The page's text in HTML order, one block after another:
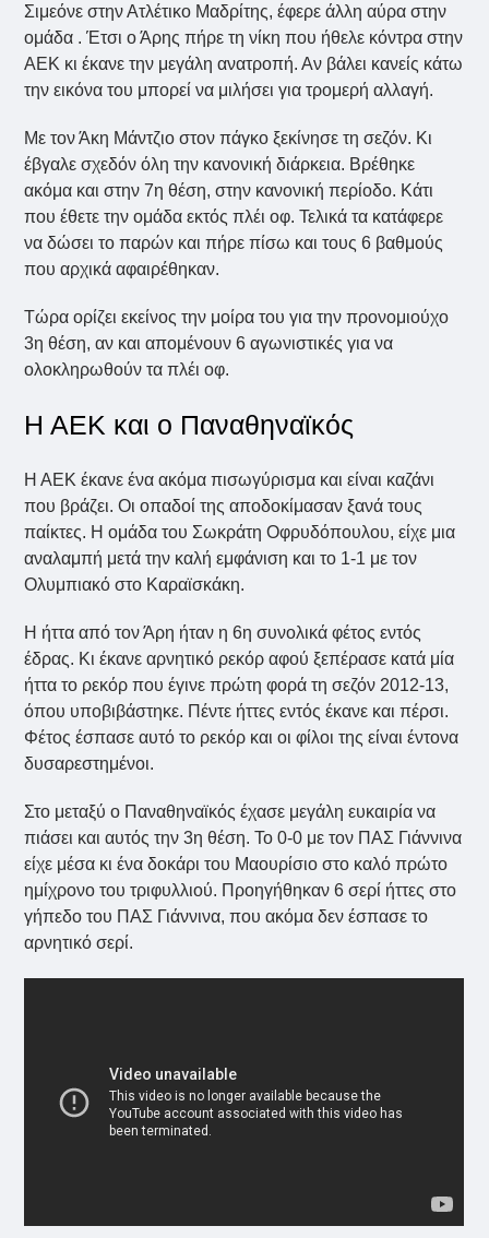
Σιμεόνε στην Ατλέτικο Μαδρίτης, έφερε άλλη αύρα στην
ομάδα . Έτσι ο Άρης πήρε τη νίκη που ήθελε κόντρα στην
ΑΕΚ κι έκανε την μεγάλη ανατροπή. Αν βάλει κανείς κάτω
την εικόνα του μπορεί να μιλήσει για τρομερή αλλαγή.
Με τον Άκη Μάντζιο στον πάγκο ξεκίνησε τη σεζόν. Κι
έβγαλε σχεδόν όλη την κανονική διάρκεια. Βρέθηκε
ακόμα και στην 7η θέση, στην κανονική περίοδο. Κάτι
που έθετε την ομάδα εκτός πλέι οφ. Τελικά τα κατάφερε
να δώσει το παρών και πήρε πίσω και τους 6 βαθμούς
που αρχικά αφαιρέθηκαν.
Τώρα ορίζει εκείνος την μοίρα του για την προνομιούχο
3η θέση, αν και απομένουν 6 αγωνιστικές για να
ολοκληρωθούν τα πλέι οφ.
Η ΑΕΚ και ο Παναθηναϊκός
Η ΑΕΚ έκανε ένα ακόμα πισωγύρισμα και είναι καζάνι
που βράζει. Οι οπαδοί της αποδοκίμασαν ξανά τους
παίκτες. Η ομάδα του Σωκράτη Οφρυδόπουλου, είχε μια
αναλαμπή μετά την καλή εμφάνιση και το 1-1 με τον
Ολυμπιακό στο Καραϊσκάκη.
Η ήττα από τον Άρη ήταν η 6η συνολικά φέτος εντός
έδρας. Κι έκανε αρνητικό ρεκόρ αφού ξεπέρασε κατά μία
ήττα το ρεκόρ που έγινε πρώτη φορά τη σεζόν 2012-13,
όπου υποβιβάστηκε. Πέντε ήττες εντός έκανε και πέρσι.
Φέτος έσπασε αυτό το ρεκόρ και οι φίλοι της είναι έντονα
δυσαρεστημένοι.
Στο μεταξύ ο Παναθηναϊκός έχασε μεγάλη ευκαιρία να
πιάσει και αυτός την 3η θέση. Το 0-0 με τον ΠΑΣ Γιάννινα
είχε μέσα κι ένα δοκάρι του Μαουρίσιο στο καλό πρώτο
ημίχρονο του τριφυλλιού. Προηγήθηκαν 6 σερί ήττες στο
γήπεδο του ΠΑΣ Γιάννινα, που ακόμα δεν έσπασε το
αρνητικό σερί.